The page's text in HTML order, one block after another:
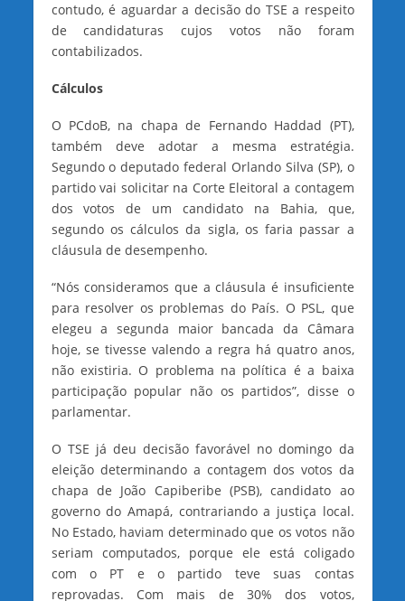
contudo, é aguardar a decisão do TSE a respeito
de candidaturas cujos votos não foram
contabilizados.
Cálculos
O PCdoB, na chapa de Fernando Haddad (PT),
também deve adotar a mesma estratégia.
Segundo o deputado federal Orlando Silva (SP), o
partido vai solicitar na Corte Eleitoral a contagem
dos votos de um candidato na Bahia, que,
segundo os cálculos da sigla, os faria passar a
cláusula de desempenho.
“Nós consideramos que a cláusula é insuficiente
para resolver os problemas do País. O PSL, que
elegeu a segunda maior bancada da Câmara
hoje, se tivesse valendo a regra há quatro anos,
não existiria. O problema na política é a baixa
participação popular não os partidos”, disse o
parlamentar.
O TSE já deu decisão favorável no domingo da
eleição determinando a contagem dos votos da
chapa de João Capiberibe (PSB), candidato ao
governo do Amapá, contrariando a justiça local.
No Estado, haviam determinado que os votos não
seriam computados, porque ele está coligado
com o PT e o partido teve suas contas
reprovadas. Com mais de 30% dos votos,